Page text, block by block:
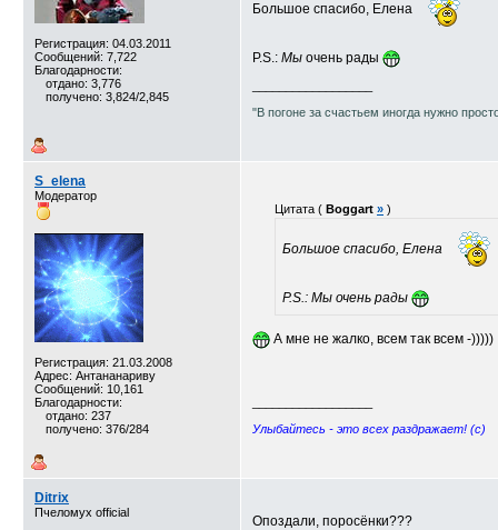
Регистрация: 04.03.2011
Сообщений: 7,722
Благодарности:
отдано: 3,776
получено: 3,824/2,845
Большое спасибо, Елена
P.S.: Мы очень рады
"В погоне за счастьем иногда нужно
S_elena
Модератор
Регистрация: 21.03.2008
Адрес: Антананариву
Сообщений: 10,161
Благодарности:
отдано: 237
получено: 376/284
Цитата ( Boggart » )
Большое спасибо, Елена
P.S.: Мы очень рады
А мне не жалко, всем так всем -)))))
Улыбайтесь - это всех раздражает! (c)
Ditrix
Пчеломух official
Опоздали, поросёнки???